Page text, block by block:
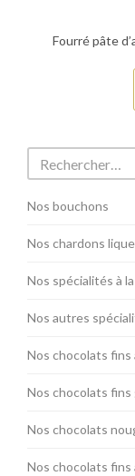
Fourré pâte
Nos bouchons
Nos chardons
Nos spécialités à
Nos autres
Nos chocolats fins
Nos chocolats fins
Nos chocolats
Nos chocolats fins